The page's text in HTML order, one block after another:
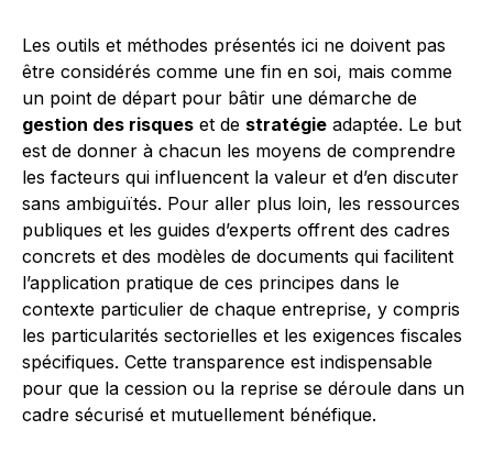
Les outils et méthodes présentés ici ne doivent pas
être considérés comme une fin en soi, mais comme
un point de départ pour bâtir une démarche de
gestion des risques et de stratégie adaptée. Le but
est de donner à chacun les moyens de comprendre
les facteurs qui influencent la valeur et d’en discuter
sans ambiguïtés. Pour aller plus loin, les ressources
publiques et les guides d’experts offrent des cadres
concrets et des modèles de documents qui facilitent
l’application pratique de ces principes dans le
contexte particulier de chaque entreprise, y compris
les particularités sectorielles et les exigences fiscales
spécifiques. Cette transparence est indispensable
pour que la cession ou la reprise se déroule dans un
cadre sécurisé et mutuellement bénéfique.